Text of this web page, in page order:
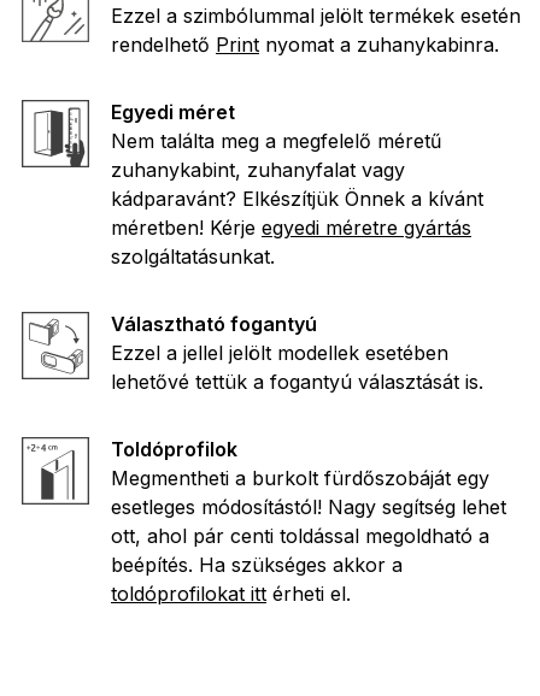
Ezzel a szimbólummal jelölt termékek esetén
rendelhető Print nyomat a zuhanykabinra.
Egyedi méret
Nem találta meg a megfelelő méretű
zuhanykabint, zuhanyfalat vagy
kádparavánt? Elkészítjük Önnek a kívánt
méretben! Kérje egyedi méretre gyártás
szolgáltatásunkat.
Választható fogantyú
Ezzel a jellel jelölt modellek esetében
lehetővé tettük a fogantyú választását is.
Toldóprofilok
Megmentheti a burkolt fürdőszobáját egy
esetleges módosítástól! Nagy segítség lehet
ott, ahol pár centi toldással megoldható a
beépítés. Ha szükséges akkor a
toldóprofilokat itt érheti el.